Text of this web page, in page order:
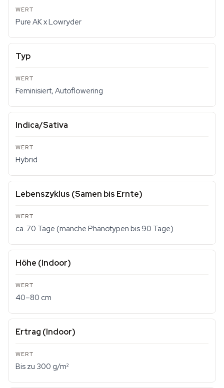
Pure AK x Lowryder
Typ
Feminisiert, Autoflowering
Indica/Sativa
Hybrid
Lebenszyklus (Samen bis Ernte)
ca. 70 Tage (manche Phänotypen bis 90 Tage)
Höhe (Indoor)
40–80 cm
Ertrag (Indoor)
Bis zu 300 g/m²